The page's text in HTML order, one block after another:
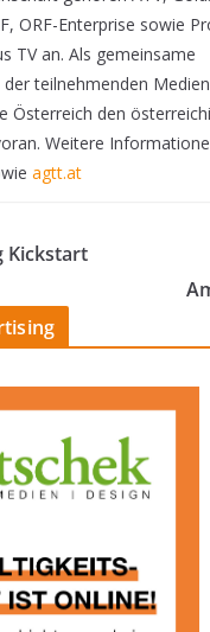
ORF-Enterprise sowie
TV an. Als gemeinsame
teilnehmenden
Österreich den
Weitere
agtt.at
Kickstart